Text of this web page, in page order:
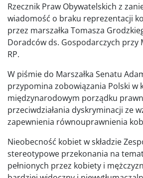
Rzecznik Praw Obywatelskich z
wiadomość o braku reprezentacji
przez marszałka Tomasza
Doradców ds. Gospodarczych przy
RP.
W piśmie do Marszałka Senatu
przypomina zobowiązania Polski w
międzynarodowym porządku
przeciwdziałania dyskryminacji ze
zapewnienia równouprawnienia
Nieobecność kobiet w składzie
stereotypowe przekonania na
pełnionych przez kobiety i